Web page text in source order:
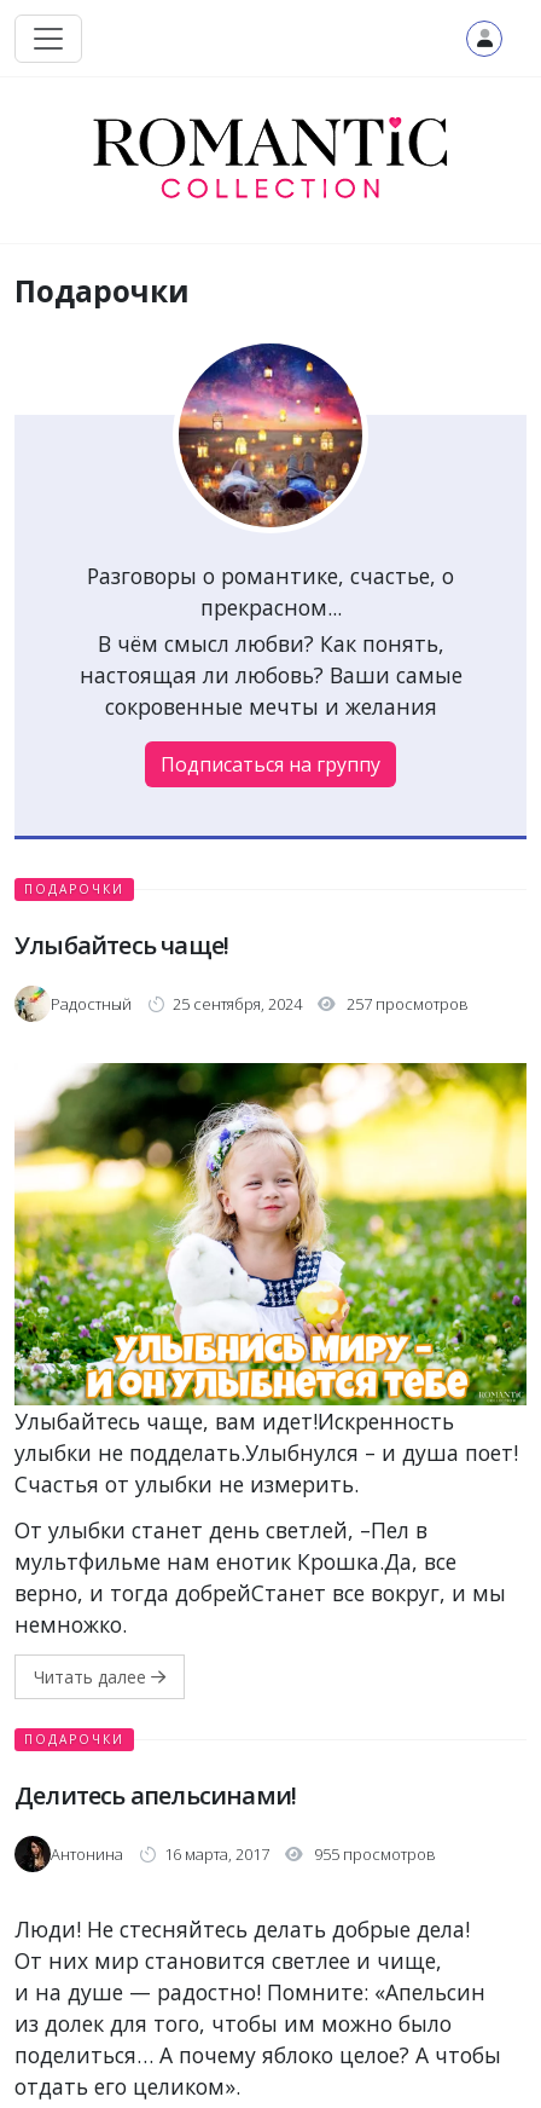
Перейти к основному содержанию
Подарочки
Разговоры о романтике, счастье, о
прекрасном...
В чём смысл любви? Как понять,
настоящая ли любовь? Ваши самые
сокровенные мечты и желания
Подписаться на группу
ПОДАРОЧКИ
Улыбайтесь чаще!
Радостный 25 сентября, 2024 257 просмотров
Улыбайтесь чаще, вам идет!Искренность
улыбки не подделать.Улыбнулся – и душа поет!
Счастья от улыбки не измерить.
От улыбки станет день светлей, –Пел в
мультфильме нам енотик Крошка.Да, все
верно, и тогда добрейСтанет все вокруг, и мы
немножко.
Читать далее
ПОДАРОЧКИ
Делитесь апельсинами!
Антонина 16 марта, 2017 955 просмотров
Люди! Не стесняйтесь делать добрые дела!
От них мир становится светлее и чище,
и на душе — радостно! Помните: «Апельсин
из долек для того, чтобы им можно было
поделиться… А почему яблоко целое? А чтобы
отдать его целиком».